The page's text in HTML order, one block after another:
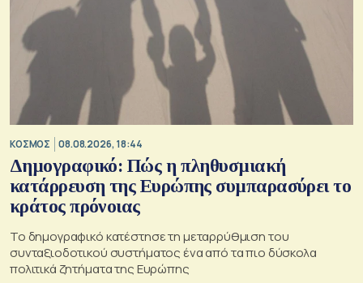
ΚΟΣΜΟΣ 08.08.2026, 18:44
Δημογραφικό: Πώς η πληθυσμιακή
κατάρρευση της Ευρώπης συμπαρασύρει το
κράτος πρόνοιας
Το δημογραφικό κατέστησε τη μεταρρύθμιση του
συνταξιοδοτικού συστήματος ένα από τα πιο δύσκολα
πολιτικά ζητήματα της Ευρώπης